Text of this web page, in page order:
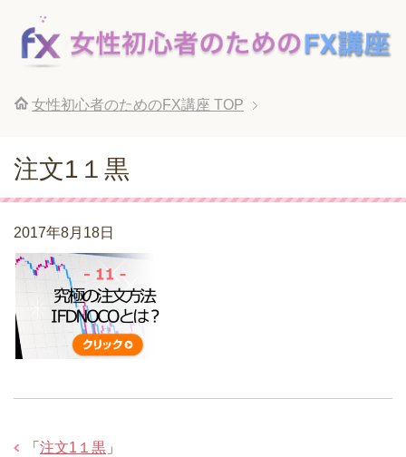
女性初心者のためのFX講座 TOP
注文1１黒
2017年8月18日
「 注文1１黒 」